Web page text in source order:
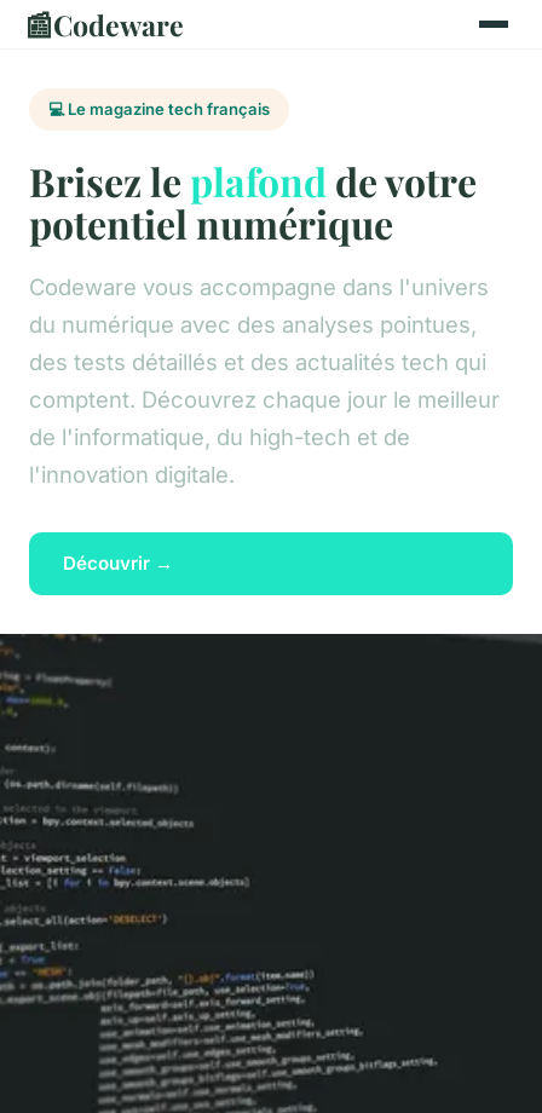
📰Codeware
💻 Le magazine tech français
Brisez leplafond de votre
potentiel numérique
Codeware vous accompagne dans l'univers
du numérique avec des analyses pointues,
des tests détaillés et des actualités tech qui
comptent. Découvrez chaque jour le meilleur
de l'informatique, du high-tech et de
l'innovation digitale.
Découvrir →